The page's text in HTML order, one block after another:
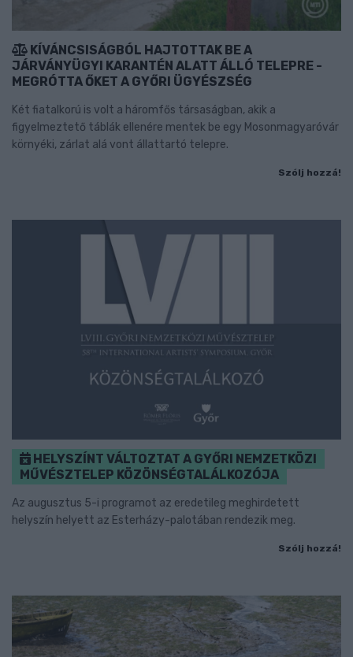
KÍVÁNCSISÁGBÓL HAJTOTTAK BE A
JÁRVÁNYÜGYI KARANTÉN ALATT ÁLLÓ TELEPRE -
MEGRÓTTA ŐKET A GYŐRI ÜGYÉSZSÉG
Két fiatalkorú is volt a háromfős társaságban, akik a
figyelmeztető táblák ellenére mentek be egy Mosonmagyaróvár
környéki, zárlat alá vont állattartó telepre.
Szólj hozzá!
HELYSZÍNT VÁLTOZTAT A GYŐRI NEMZETKÖZI
MŰVÉSZTELEP KÖZÖNSÉGTALÁLKOZÓJA
Az augusztus 5-i programot az eredetileg meghirdetett
helyszín helyett az Esterházy-palotában rendezik meg.
Szólj hozzá!